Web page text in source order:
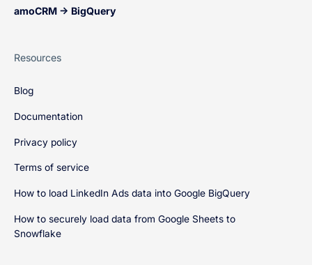
amoCRM → BigQuery
Resources
Blog
Documentation
Privacy policy
Terms of service
How to load LinkedIn Ads data into Google BigQuery
How to securely load data from Google Sheets to
Snowflake